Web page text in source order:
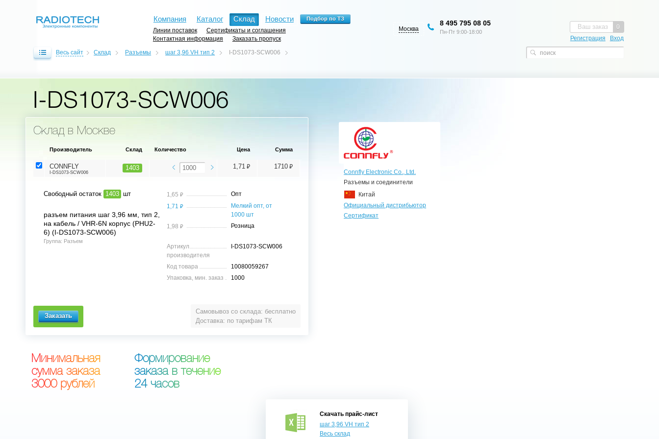
Компания Каталог Склад Новости
Линии поставок
Сертификаты и соглашения
Контактная информация
Заказать пропуск
0
Ваш заказ
Регистрация Вход
Москва
8 495 795 08 05
Пн-Пт 9:00-18:00
Весь сайт Склад Разъемы шаг 3,96 VH тип 2 I-DS1073-SCW006
I-DS1073-SCW006
Склад в Москве
Самовывоз со склада: бесплатно
Доставка: по тарифам ТК
Производитель Склад Количество Цена Сумма
CONNFLY
I-DS1073-SCW006
1403 1,71 ⃏ 1710 ⃏
Свободный остаток 1403 шт
разъем питания шаг 3,96 мм, тип 2,
на кабель / VHR-6N корпус (PHU2-
6) (I-DS1073-SCW006)
Группа: Разъем
1,65 ⃏
Опт
1,71 ⃏
Мелкий опт, от
1000 шт
1,98 ⃏ Розница
Артикул
производителя
I-DS1073-SCW006
Код товара
10080059267
Упаковка, мин. заказ
1000
Connfly Electronic Co., Ltd.
Разъемы и соединители
Китай
Официальный дистрибьютор
Сертификат
Минимальная
сумма заказа
3000 рублей
Формирование
заказа в течение
24 часов
Скачать прайс-лист
шаг 3,96 VH тип 2
Весь склад